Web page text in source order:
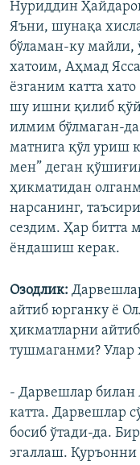
Нуриддин
Яъни, шунақа
бўламан-ку
хатоим, Аҳмад
ëзганим катта
шу ишни қилиб
илмим бўлмаган-
матнига қўл уриш
мен” деган
ҳикматидан
нарсанинг,
сездим. Ҳар битта
ëндашиш керак.
Озодлик:
айтиб юрганку ë
ҳикматларни
тушмаганми? Улар
- Дарвешлар билан
катта. Дарвешлар
босиб ўтади-да.
эгаллаш.